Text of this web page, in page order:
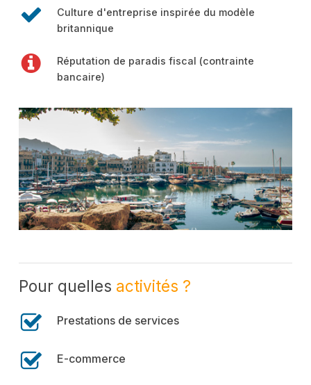
Culture d'entreprise inspirée du modèle
britannique
Réputation de paradis fiscal (contrainte
bancaire)
Pour quelles activités ?
Prestations de services
E-commerce